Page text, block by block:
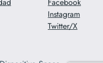
Instagram
Twitter/X